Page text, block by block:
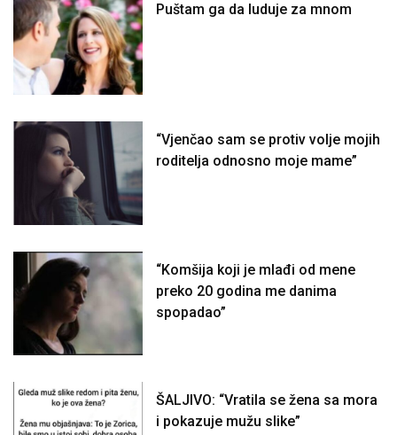
Puštam ga da luduje za mnom
“Vjenčao sam se protiv volje mojih
roditelja odnosno moje mame”
“Komšija koji je mlađi od mene
preko 20 godina me danima
spopadao”
ŠALJIVO: “Vratila se žena sa mora
i pokazuje mužu slike”